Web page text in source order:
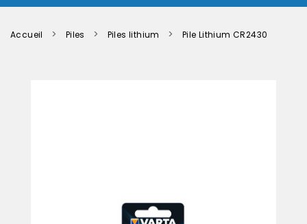
Accueil Piles Piles lithium Pile Lithium CR2430